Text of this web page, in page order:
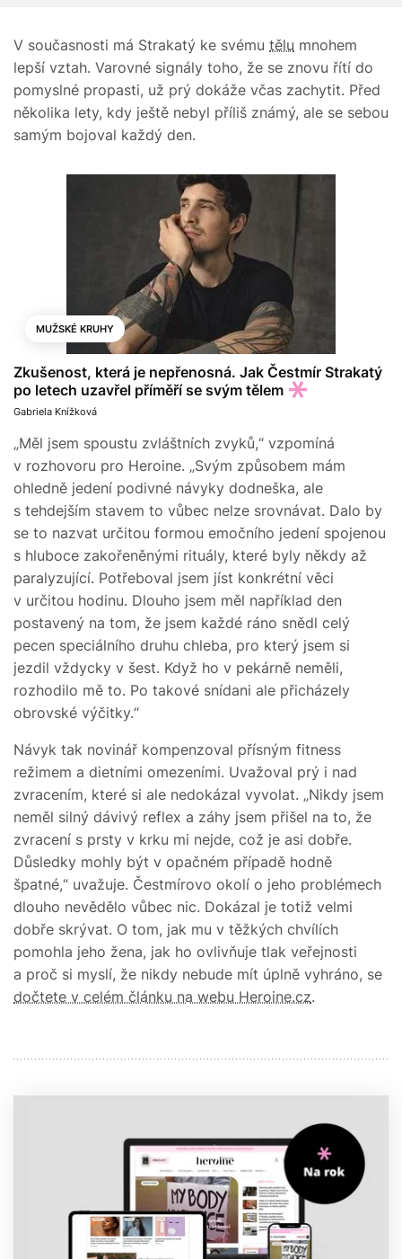
V současnosti má Strakatý ke svému tělu mnohem
lepší vztah. Varovné signály toho, že se znovu řítí do
pomyslné propasti, už prý dokáže včas zachytit. Před
několika lety, kdy ještě nebyl příliš známý, ale se sebou
samým bojoval každý den.
MUŽSKÉ KRUHY
Zkušenost, která je nepřenosná. Jak Čestmír Strakatý
po letech uzavřel příměří se svým tělem
Gabriela Knížková
„Měl jsem spoustu zvláštních zvyků,“ vzpomíná
v rozhovoru pro Heroine. „Svým způsobem mám
ohledně jedení podivné návyky dodneška, ale
s tehdejším stavem to vůbec nelze srovnávat. Dalo by
se to nazvat určitou formou emočního jedení spojenou
s hluboce zakořeněnými rituály, které byly někdy až
paralyzující. Potřeboval jsem jíst konkrétní věci
v určitou hodinu. Dlouho jsem měl například den
postavený na tom, že jsem každé ráno snědl celý
pecen speciálního druhu chleba, pro který jsem si
jezdil vždycky v šest. Když ho v pekárně neměli,
rozhodilo mě to. Po takové snídani ale přicházely
obrovské výčitky.“
Návyk tak novinář kompenzoval přísným fitness
režimem a dietními omezeními. Uvažoval prý i nad
zvracením, které si ale nedokázal vyvolat. „Nikdy jsem
neměl silný dávivý reflex a záhy jsem přišel na to, že
zvracení s prsty v krku mi nejde, což je asi dobře.
Důsledky mohly být v opačném případě hodně
špatné,“ uvažuje. Čestmírovo okolí o jeho problémech
dlouho nevědělo vůbec nic. Dokázal je totiž velmi
dobře skrývat. O tom, jak mu v těžkých chvílích
pomohla jeho žena, jak ho ovlivňuje tlak veřejnosti
a proč si myslí, že nikdy nebude mít úplně vyhráno, se
dočtete v celém článku na webu Heroine.cz.